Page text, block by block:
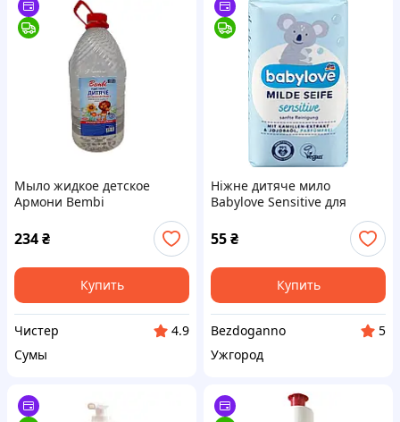
Мыло жидкое детское
Армони Bembi
234₴
Купить
Чистер
4.9
Сумы
Ніжне дитяче мило
Babylove Sensitive для
55₴
Купить
Bezdoganno
5
Ужгород